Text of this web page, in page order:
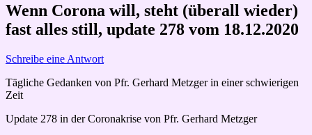
Wenn Corona will, steht (überall wieder)
fast alles still, update 278 vom 18.12.2020
Schreibe eine Antwort
Tägliche Gedanken von Pfr. Gerhard Metzger in einer schwierigen
Zeit
Update 278 in der Coronakrise von Pfr. Gerhard Metzger